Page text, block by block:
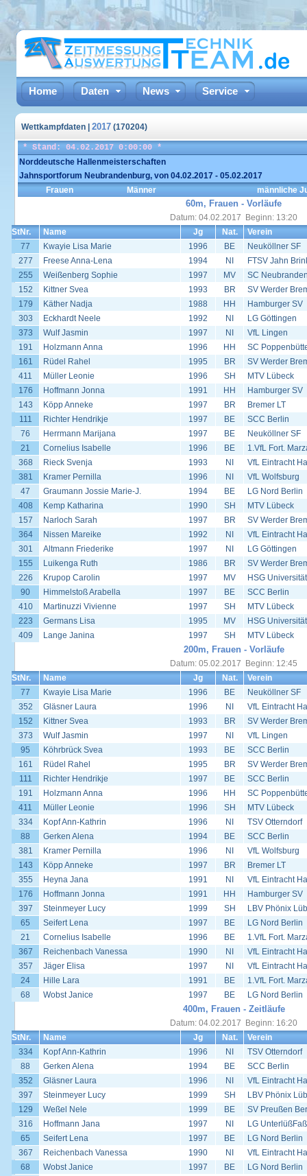
Home Daten News Service
Wettkampfdaten | 2017 (170204)
* Stand: 04.02.2017 0:00:00 *
Norddeutsche Hallenmeisterschaften
Jahnsportforum Neubrandenburg, von 04.02.2017 - 05.02.2017
Frauen
Männer männliche
60m, Frauen - Vorläufe
Datum: 04.02.2017 Beginn: 13:20
StNr.
Name Jg Nat.
Verein
77
Kwayie Lisa Marie 1996 BE
Neuköllner SF
277
Freese Anna-Lena 1994 NI
FTSV Jahn
255
Weißenberg Sophie 1997 MV
SC
152
Kittner Svea 1993 BR
SV Werder
179
Käther Nadja 1988 HH
Hamburger SV
303
Eckhardt Neele 1992 NI
LG Göttingen
373
Wulf Jasmin 1997 NI
VfL Lingen
191
Holzmann Anna 1996 HH
SC
161
Rüdel Rahel 1995 BR
SV Werder
411
Müller Leonie 1996 SH
MTV Lübeck
176
Hoffmann Jonna 1991 HH
Hamburger SV
143
Köpp Anneke 1997 BR
Bremer LT
111
Richter Hendrikje 1997 BE
SCC Berlin
76
Herrmann Marijana 1997 BE
Neuköllner SF
21
Cornelius Isabelle 1996 BE
1.VfL Fort.
368
Rieck Svenja 1993 NI
VfL Eintracht
381
Kramer Pernilla 1996 NI
VfL Wolfsburg
47
Graumann Jossie Marie-J. 1994 BE
LG Nord Berlin
408
Kemp Katharina 1990 SH
MTV Lübeck
157
Narloch Sarah 1997 BR
SV Werder
364
Nissen Mareike 1992 NI
VfL Eintracht
301
Altmann Friederike 1997 NI
LG Göttingen
155
Luikenga Ruth 1986 BR
SV Werder
226
Krupop Carolin 1997 MV
HSG
90
Himmelstoß Arabella 1997 BE
SCC Berlin
410
Martinuzzi Vivienne 1997 SH
MTV Lübeck
223
Germans Lisa 1995 MV
HSG
409
Lange Janina 1997 SH MTV Lübeck
200m, Frauen - Vorläufe
Datum: 05.02.2017 Beginn: 12:45
StNr.
Name Jg Nat.
Verein
77
Kwayie Lisa Marie 1996 BE
Neuköllner SF
352
Gläsner Laura 1996 NI
VfL Eintracht
152
Kittner Svea 1993 BR
SV Werder
373
Wulf Jasmin 1997 NI
VfL Lingen
95
Köhrbrück Svea 1993 BE
SCC Berlin
161
Rüdel Rahel 1995 BR
SV Werder
111
Richter Hendrikje 1997 BE
SCC Berlin
191
Holzmann Anna 1996 HH
SC
411
Müller Leonie 1996 SH
MTV Lübeck
334
Kopf Ann-Kathrin 1996 NI
TSV Otterndorf
88
Gerken Alena 1994 BE
SCC Berlin
381
Kramer Pernilla 1996 NI
VfL Wolfsburg
143
Köpp Anneke 1997 BR
Bremer LT
355
Heyna Jana 1991 NI
VfL Eintracht
176
Hoffmann Jonna 1991 HH
Hamburger SV
397
Steinmeyer Lucy 1999 SH
LBV Phönix
65
Seifert Lena 1997 BE
LG Nord Berlin
21
Cornelius Isabelle 1996 BE
1.VfL Fort.
367
Reichenbach Vanessa 1990 NI
VfL Eintracht
357
Jäger Elisa 1997 NI
VfL Eintracht
24
Hille Lara 1991 BE
1.VfL Fort.
68
Wobst Janice 1997 BE LG Nord Berlin
400m, Frauen - Zeitläufe
Datum: 04.02.2017 Beginn: 16:20
StNr.
Name Jg Nat.
Verein
334
Kopf Ann-Kathrin 1996 NI
TSV Otterndorf
88
Gerken Alena 1994 BE
SCC Berlin
352
Gläsner Laura 1996 NI
VfL Eintracht
397
Steinmeyer Lucy 1999 SH
LBV Phönix
129
Weßel Nele 1999 BE
SV Preußen
316
Hoffmann Jana 1997 NI
LG
65
Seifert Lena 1997 BE
LG Nord Berlin
367
Reichenbach Vanessa 1990 NI
VfL Eintracht
68
Wobst Janice 1997 BE
LG Nord Berlin